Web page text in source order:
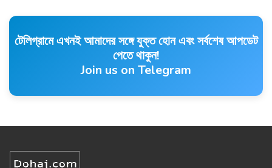
টেলিগ্রামে এখনই আমাদের সঙ্গে যুক্ত হোন এবং সর্বশেষ আপডেট
পেতে থাকুন!
Join us on Telegram